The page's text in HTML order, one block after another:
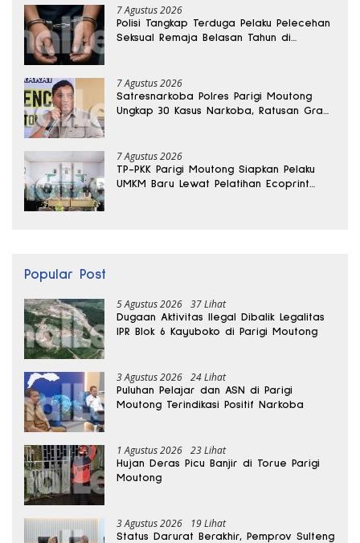
7 Agustus 2026
Polisi Tangkap Terduga Pelaku Pelecehan
Seksual Remaja Belasan Tahun di
7 Agustus 2026
Satresnarkoba Polres Parigi Moutong
Ungkap 30 Kasus Narkoba, Ratusan Gram
7 Agustus 2026
TP-PKK Parigi Moutong Siapkan Pelaku
UMKM Baru Lewat Pelatihan Ecoprint
Popular Post
5 Agustus 2026 37 Lihat
Dugaan Aktivitas Ilegal Dibalik Legalitas
IPR Blok 6 Kayuboko di Parigi Moutong
3 Agustus 2026 24 Lihat
Puluhan Pelajar dan ASN di Parigi
Moutong Terindikasi Positif Narkoba
1 Agustus 2026 23 Lihat
Hujan Deras Picu Banjir di Torue Parigi
Moutong
3 Agustus 2026 19 Lihat
Status Darurat Berakhir, Pemprov Sulteng